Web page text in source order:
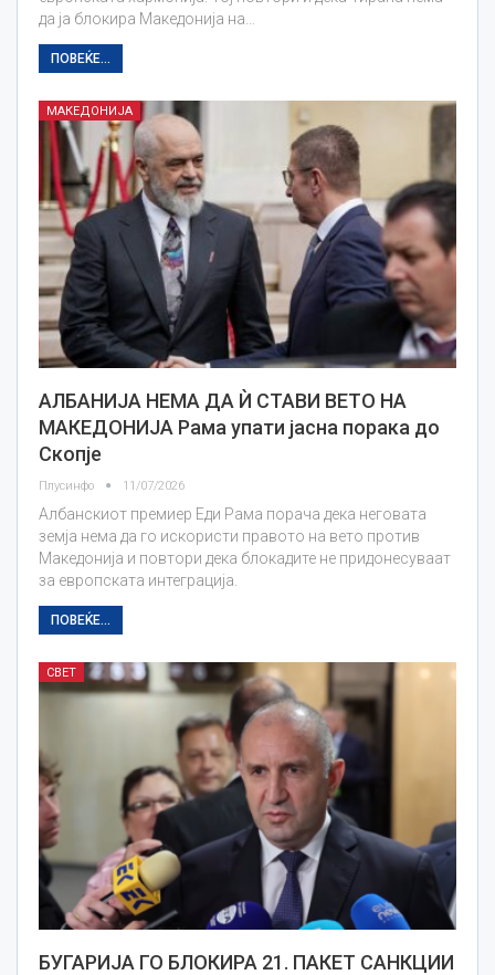
да ја блокира Македонија на…
ПОВЕЌЕ...
МАКЕДОНИЈА
АЛБАНИЈА НЕМА ДА Ѝ СТАВИ ВЕТО НА
МАКЕДОНИЈА Рама упати јасна порака до
Скопје
Плусинфо 11/07/2026
Албанскиот премиер Еди Рама порача дека неговата
земја нема да го искористи правото на вето против
Македонија и повтори дека блокадите не придонесуваат
за европската интеграција.
ПОВЕЌЕ...
СВЕТ
БУГАРИЈА ГО БЛОКИРА 21. ПАКЕТ САНКЦИИ